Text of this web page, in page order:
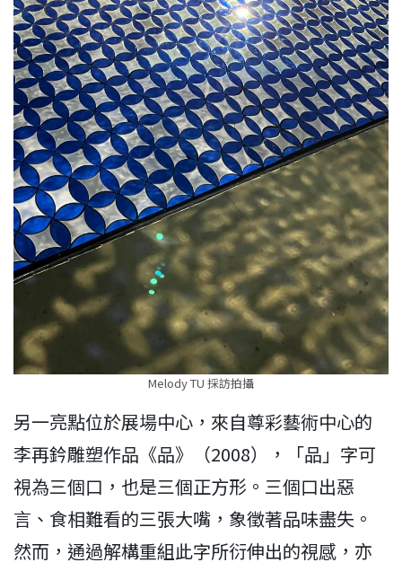
Melody TU 採訪拍攝
另一亮點位於展場中心，來自尊彩藝術中心的
李再鈐雕塑作品《品》（2008），「品」字可
視為三個口，也是三個正方形。三個口出惡
言、食相難看的三張大嘴，象徵著品味盡失。
然而，通過解構重組此字所衍伸出的視感，亦